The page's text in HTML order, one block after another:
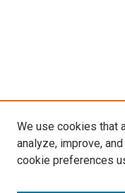
We use cookies that
analyze, improve,
cookie preferences